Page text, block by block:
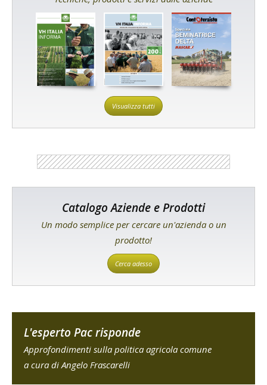
Visualizza tutti
Catalogo Aziende e Prodotti
Un modo semplice per cercare un'azienda o un
prodotto!
Cerca adesso
L'esperto Pac risponde
Approfondimenti sulla politica agricola comune
a cura di Angelo Frascarelli